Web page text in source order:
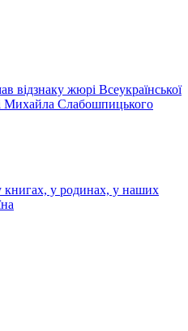
відзнаку жюрі Всеукраїнської
Михайла Слабошпицького
у родинах, у наших